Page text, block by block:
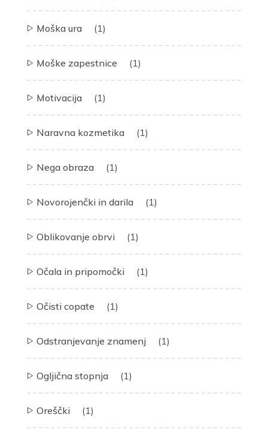
Moška ura (1)
Moške zapestnice (1)
Motivacija (1)
Naravna kozmetika (1)
Nega obraza (1)
Novorojenčki in darila (1)
Oblikovanje obrvi (1)
Očala in pripomočki (1)
Očisti copate (1)
Odstranjevanje znamenj (1)
Ogljična stopnja (1)
Oreščki (1)